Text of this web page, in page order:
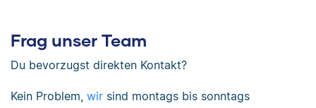
Frag unser Team
Du bevorzugst direkten Kontakt?
Kein Problem, wir sind montags bis sonntags